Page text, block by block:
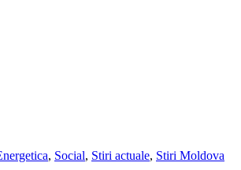
, Social, Stiri actuale, Stiri Moldova